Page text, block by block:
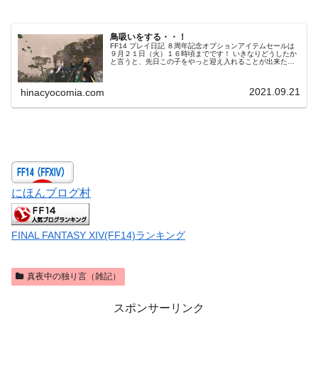
鳥吸いをする・・！
FF14 プレイ日記 ８周年記念オプションアイテムセールは
９月２１日（火）１６時頃までです！ いきなりどうしたか
と言うと、先日この子をやっと迎え入れることが出来たの
hinacyocomia.com 2021.09.21
にほんブログ村
FINAL FANTASY XIV(FF14)ランキング
真夜中の独り言（雑記）
スポンサーリンク